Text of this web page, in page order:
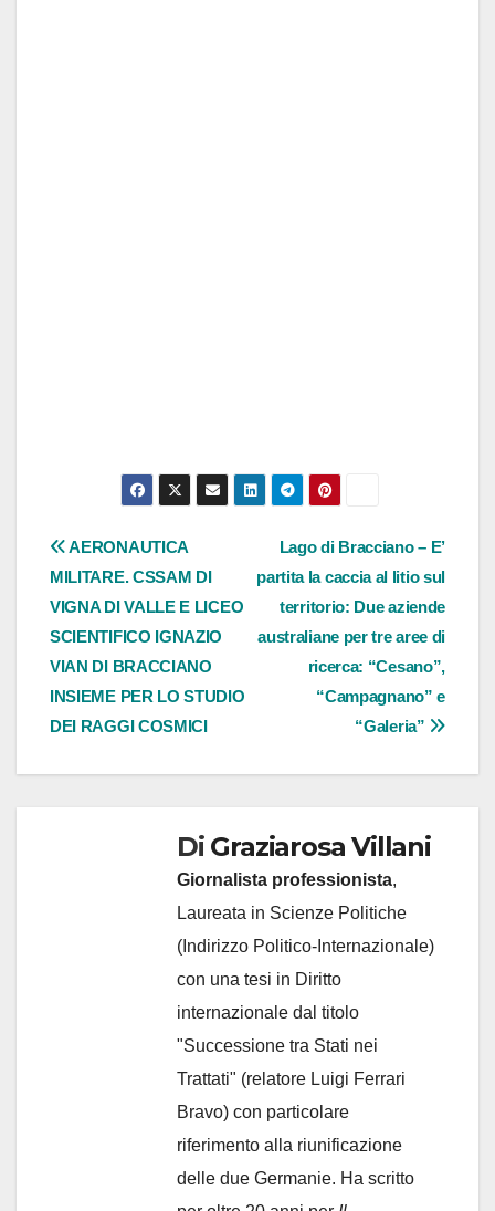
Navigazione
articoli
Lago di Bracciano – E’
partita la caccia al litio sul
territorio: Due aziende
australiane per tre aree di
ricerca: “Cesano”,
“Campagnano” e
“Galeria”
AERONAUTICA
MILITARE. CSSAM DI
VIGNA DI VALLE E LICEO
SCIENTIFICO IGNAZIO
VIAN DI BRACCIANO
INSIEME PER LO STUDIO
DEI RAGGI COSMICI
Di Graziarosa Villani
Giornalista professionista,
Laureata in Scienze Politiche
(Indirizzo Politico-Internazionale)
con una tesi in Diritto
internazionale dal titolo
"Successione tra Stati nei
Trattati" (relatore Luigi Ferrari
Bravo) con particolare
riferimento alla riunificazione
delle due Germanie. Ha scritto